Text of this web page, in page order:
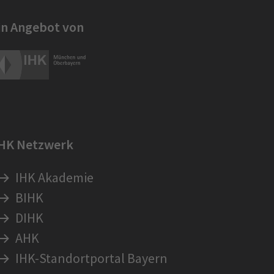
Angebot von
Netzwerk
IHK Akademie
BIHK
DIHK
AHK
IHK-Standortportal Bayern